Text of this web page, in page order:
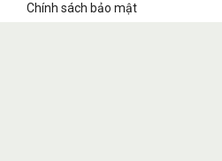
Chính sách bảo mật